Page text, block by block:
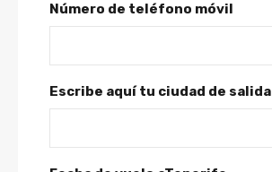
Número de teléfono móvil
Escribe aquí tu ciudad de salida